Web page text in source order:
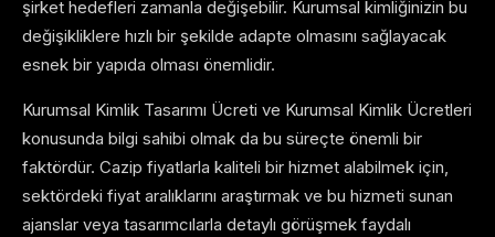
şirket hedefleri zamanla değişebilir. Kurumsal kimliğinizin bu
değişikliklere hızlı bir şekilde adapte olmasını sağlayacak
esnek bir yapıda olması önemlidir.
Kurumsal Kimlik Tasarımı Ücreti ve Kurumsal Kimlik Ücretleri
konusunda bilgi sahibi olmak da bu süreçte önemli bir
faktördür. Cazip fiyatlarla kaliteli bir hizmet alabilmek için,
sektördeki fiyat aralıklarını araştırmak ve bu hizmeti sunan
ajanslar veya tasarımcılarla detaylı görüşmek faydalı